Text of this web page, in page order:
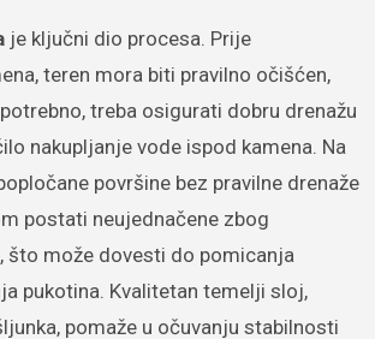
je ključni dio procesa. Prije
teren mora biti pravilno očišćen,
treba osigurati dobru drenažu
nakupljanje vode ispod kamena. Na
površine bez pravilne drenaže
postati neujednačene zbog
što može dovesti do pomicanja
pukotina. Kvalitetan temelji sloj,
pomaže u očuvanju stabilnosti